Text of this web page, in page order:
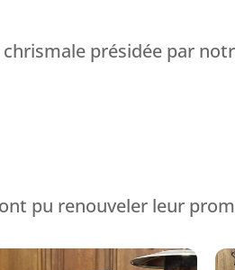
présidée par
pu renouveler leur